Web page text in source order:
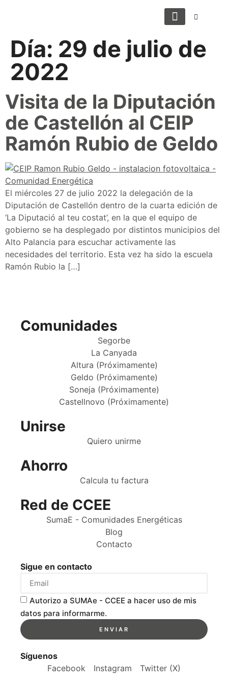
Día: 29 de julio de
2022
Visita de la Diputación
de Castellón al CEIP
Ramón Rubio de Geldo
El miércoles 27 de julio 2022 la delegación de la
Diputación de Castellón dentro de la cuarta edición de
‘La Diputació al teu costat’, en la que el equipo de
gobierno se ha desplegado por distintos municipios del
Alto Palancia para escuchar activamente las
necesidades del territorio. Esta vez ha sido la escuela
Ramón Rubio la […]
Comunidades
Segorbe
La Canyada
Altura (Próximamente)
Geldo (Próximamente)
Soneja (Próximamente)
Castellnovo (Próximamente)
Unirse
Quiero unirme
Ahorro
Calcula tu factura
Red de CCEE
SumaE - Comunidades Energéticas
Blog
Contacto
Síguenos
Facebook
Instagram Twitter (X)
Sigue en contacto
Autorizo a SUMAe - CCEE a hacer uso de mis
datos para informarme.
ENVIAR